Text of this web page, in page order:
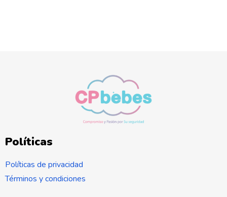
Políticas
Políticas de privacidad
Términos y condiciones